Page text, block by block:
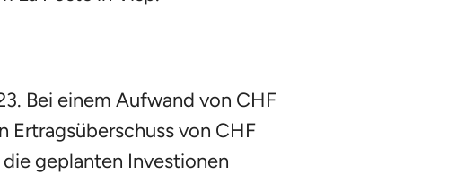
Bei einem Aufwand von CHF
Ertragsüberschuss von CHF
geplanten Investionen